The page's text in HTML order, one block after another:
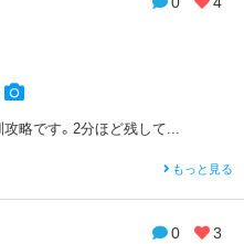
略です。2分ほど残して...
もっと見る
0 3